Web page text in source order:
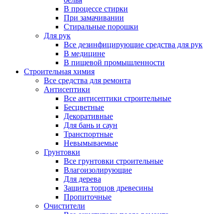
В процессе стирки
При замачивании
Стиральные порошки
Для рук
Все дезинфицирующие средства для рук
В медицине
В пищевой промышленности
Строительная химия
Все средства для ремонта
Антисептики
Все антисептики строительные
Бесцветные
Декоративные
Для бань и саун
Транспортные
Невымываемые
Грунтовки
Все грунтовки строительные
Влагоизолирующие
Для дерева
Защита торцов древесины
Пропиточные
Очистители